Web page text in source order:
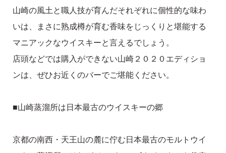
山崎の風土と職人技が育んだそれぞれに個性的な味わ
いは、まさに熟成樽が育む香味をじっくりと堪能する
マニアックなウイスキーと言えるでしょう。
店頭などでは購入ができない山崎２０２０エディショ
ンは、ぜひお近くのバーでご堪能ください。
■山崎蒸溜所は日本最古のウイスキーの郷
京都の南西・天王山の麓に佇む日本最古のモルトウイ